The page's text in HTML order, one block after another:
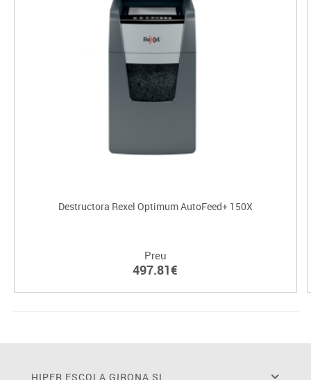
Destructora Rexel Optimum AutoFeed+ 150X
Preu
497.81€
HIPER ESCOLA GIRONA SL